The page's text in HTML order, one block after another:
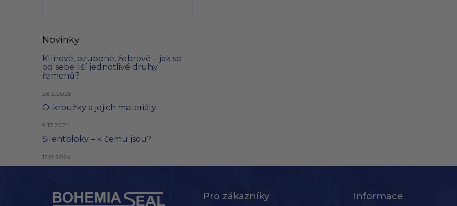
Novinky
Klínové, ozubené, žebrové – jak se
od sebe liší jednotlivé druhy
řemenů?
26.2.2025
O-kroužky a jejich materiály
9.12.2024
Silentbloky – k čemu jsou?
12.8.2024
Pro zákazníky Informace